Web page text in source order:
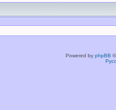
Powered by phpBB